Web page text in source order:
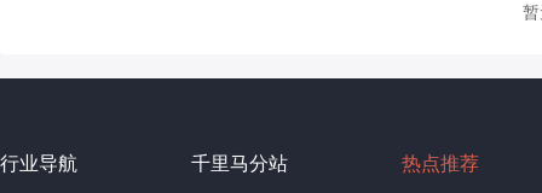
行业导航 千里马分站 热点推荐